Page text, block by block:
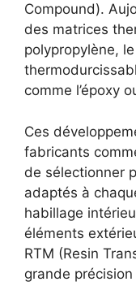
Compound).
des matrices
polypropylène,
comme l’époxy
Ces
fabricants
de sélectionner
adaptés à
habillage
éléments
RTM (Resin
grande